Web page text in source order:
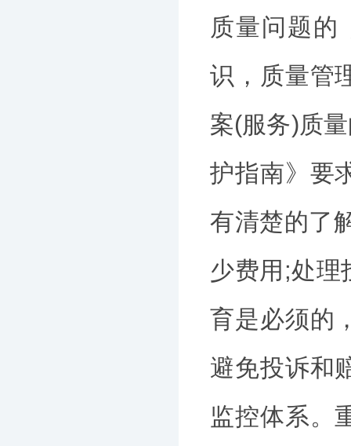
质量问题的
识，质量管
案(服务)质
护指南》要
有清楚的了
少费用;处理
育是必须的
避免投诉和
监控体系。